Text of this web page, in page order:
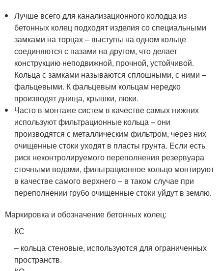
Лучше всего для канализационного колодца из
бетонных колец подходят изделия со специальными
замками на торцах – выступы на одном кольце
соединяются с пазами на другом, что делает
конструкцию неподвижной, прочной, устойчивой.
Кольца с замками называются сплошными, с ними –
фальцевыми. К фальцевым кольцам нередко
производят днища, крышки, люки.
Часто в монтаже систем в качестве самых нижних
используют фильтрационные кольца – они
производятся с металлическим фильтром, через них
очищенные стоки уходят в пласты грунта. Если есть
риск неконтролируемого переполнения резервуара
сточными водами, фильтрационное кольцо монтируют
в качестве самого верхнего – в таком случае при
переполнении грубо очищенные стоки уйдут в землю.
Маркировка и обозначение бетонных колец:
КС
– кольца стеновые, используются для ограниченных
пространств.